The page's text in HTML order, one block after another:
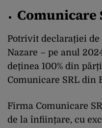
Comunicare
Potrivit declarației
Nazare – pe anul
deținea 100% din
Comunicare SRL din
Firma Comunicare
de la înființare, cu